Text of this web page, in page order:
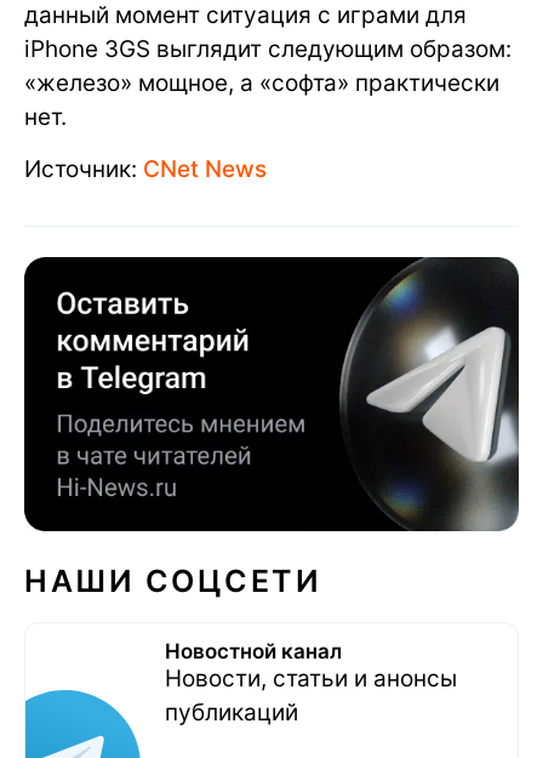
данный момент ситуация с играми для
iPhone 3GS выглядит следующим образом:
«железо» мощное, а «софта» практически
нет.
Источник: CNet News
НАШИ СОЦСЕТИ
Новостной канал
Новости, статьи и анонсы
публикаций